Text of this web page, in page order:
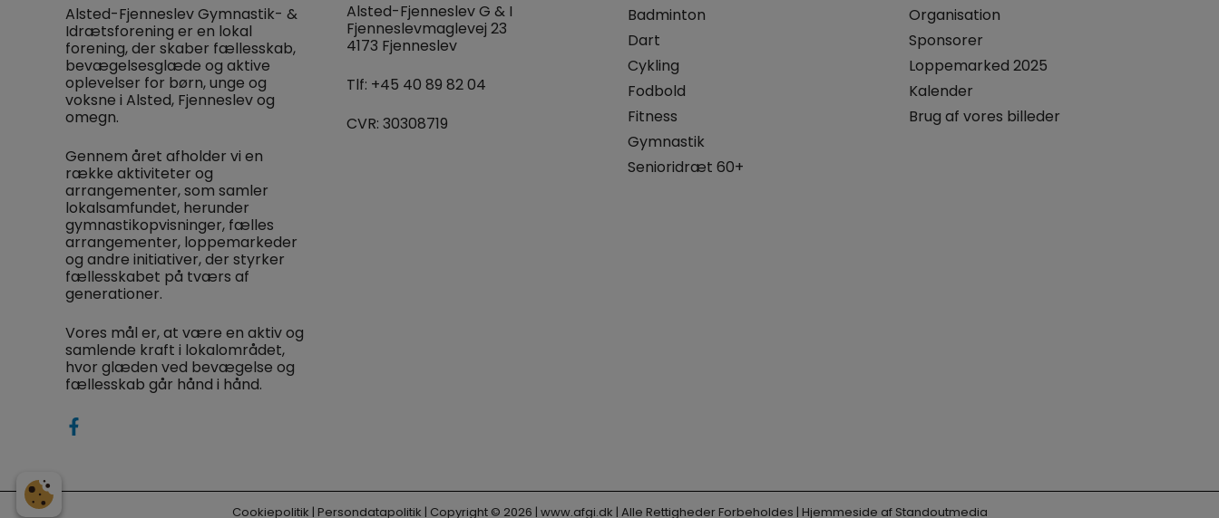
Alsted-Fjenneslev Gymnastik- &
Idrætsforening er en lokal
forening, der skaber fællesskab,
bevægelsesglæde og aktive
oplevelser for børn, unge og
voksne i Alsted, Fjenneslev og
omegn.
Gennem året afholder vi en
række aktiviteter og
arrangementer, som samler
lokalsamfundet, herunder
gymnastikopvisninger, fælles
arrangementer, loppemarkeder
og andre initiativer, der styrker
fællesskabet på tværs af
generationer.
Vores mål er, at være en aktiv og
samlende kraft i lokalområdet,
hvor glæden ved bevægelse og
fællesskab går hånd i hånd.
Alsted-Fjenneslev G & I
Fjenneslevmaglevej 23
4173 Fjenneslev
Tlf: +45 40 89 82 04
CVR: 30308719
Badminton
Dart
Cykling
Fodbold
Fitness
Gymnastik
Senioridræt 60+
Organisation
Sponsorer
Loppemarked 2025
Kalender
Brug af vores billeder
Cookiepolitik | Persondatapolitik | Copyright © 2026 | www.afgi.dk | Alle Rettigheder Forbeholdes | Hjemmeside af Standoutmedia